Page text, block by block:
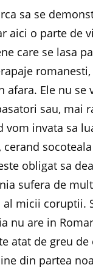
sa se
aici o parte de
care se lasa
afara. Ele nu
sau, mai
vom invata sa
obligat sa
sufera de
micii coruptii.
nu are in
atat de greu
din partea